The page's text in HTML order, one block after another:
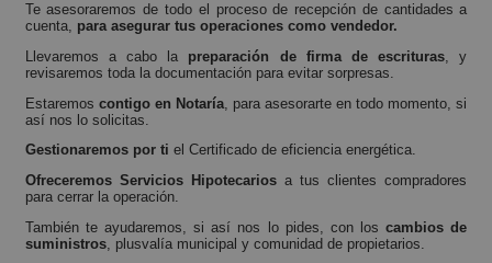
Te asesoraremos de todo el proceso de recepción de cantidades a
cuenta, para asegurar tus operaciones como vendedor.
Llevaremos a cabo la preparación de firma de escrituras , y
revisaremos toda la documentación para evitar sorpresas.
Estaremos contigo en Notaría, para asesorarte en todo momento, si
así nos lo solicitas.
Gestionaremos por ti el Certificado de eficiencia energética.
Ofreceremos Servicios Hipotecariosa tus clientes compradores
para cerrar la operación.
También te ayudaremos, si así nos lo pides, con loscambios de
suministros, plusvalía municipal y comunidad de propietarios.